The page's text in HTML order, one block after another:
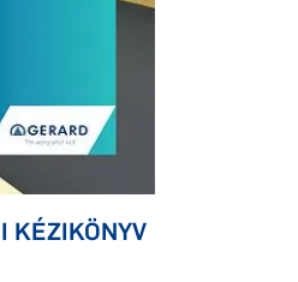
KÉZIKÖNYV